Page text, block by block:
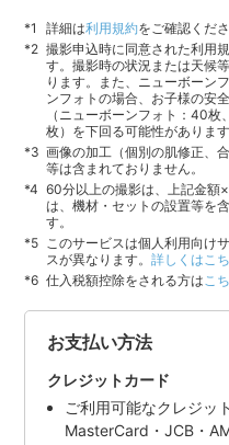
詳細は利用規約をご確認くだ
撮影申込時に同意された利用
す。撮影時の状況または天候
ります。また、ニューボーン
ンフォトの場合、お子様の安
（ニューボーンフォト：40
枚）を下回る可能性があります
画像の加工（個別の肌修正、
等は含まれておりません。
60分以上の撮影は、上記金額
は、機材・セットの設置等を
す。
このサービスは個人利用向け
スが異なります。詳しくはこ
仕入税額控除をされる方は こ
お支払い方法
クレジットカード
ご利用可能なクレジッ
MasterCard・JCB・